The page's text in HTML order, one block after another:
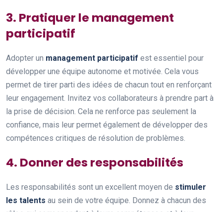
3. Pratiquer le management
participatif
Adopter un management participatif est essentiel pour
développer une équipe autonome et motivée. Cela vous
permet de tirer parti des idées de chacun tout en renforçant
leur engagement. Invitez vos collaborateurs à prendre part à
la prise de décision. Cela ne renforce pas seulement la
confiance, mais leur permet également de développer des
compétences critiques de résolution de problèmes.
4. Donner des responsabilités
Les responsabilités sont un excellent moyen de stimuler
les talents au sein de votre équipe. Donnez à chacun des